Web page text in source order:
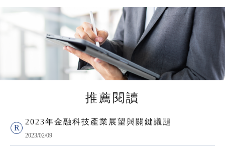
推薦閱讀
2023年金融科技產業展望與關鍵議題
2023/02/09